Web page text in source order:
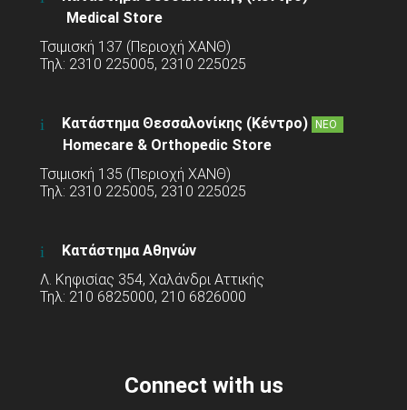
Medical Store
Τσιμισκή 137 (Περιοχή ΧΑΝΘ)
Τηλ: 2310 225005, 2310 225025
Κατάστημα Θεσσαλονίκης (Κέντρο) ΝΕΟ
Homecare & Orthopedic Store
Τσιμισκή 135 (Περιοχή ΧΑΝΘ)
Τηλ: 2310 225005, 2310 225025
Κατάστημα Αθηνών
Λ. Κηφισίας 354, Χαλάνδρι Αττικής
Τηλ: 210 6825000, 210 6826000
Connect with us